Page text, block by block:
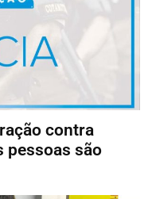
contra
pessoas são